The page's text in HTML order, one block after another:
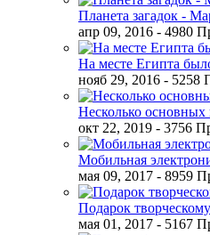
Планета загадок -
апр 09, 2016 - 4980
На месте Египта
нояб 29, 2016 - 5258
Несколько основных
окт 22, 2019 - 3756
Мобильная
мая 09, 2017 - 8959
Подарок
мая 01, 2017 - 5167